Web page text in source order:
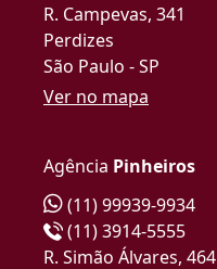
R. Campevas, 341
Perdizes
São Paulo - SP
Ver no mapa
Agência Pinheiros
(11) 99939-9934
(11) 3914-5555
R. Simão Álvares, 464